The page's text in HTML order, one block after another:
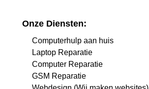
Onze Diensten:
Computerhulp aan huis
Laptop Reparatie
Computer Reparatie
GSM Reparatie